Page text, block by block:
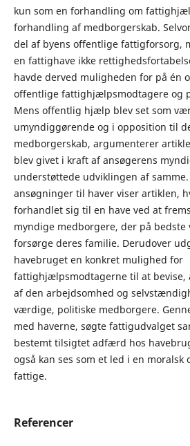
kun som en forhandling om
forhandling af medborgerskab.
del af byens offentlige fattigforsorg,
en fattighave ikke
havde derved muligheden for på én
offentlige fattighjælpsmodtagere og
Mens offentlig hjælp blev set som
umyndiggørende og i opposition til
medborgerskab, argumenterer
blev givet i kraft af ansøgerens
understøttede udviklingen af
ansøgninger til haver viser artiklen,
forhandlet sig til en have ved at
myndige medborgere, der på bedste
forsørge deres familie. Derudover
havebruget en konkret mulighed for
fattighjælpsmodtagerne til at bevise,
af den arbejdsomhed og
værdige, politiske medborgere.
med haverne, søgte fattigudvalget
bestemt tilsigtet adfærd hos
også kan ses som et led i en moralsk
fattige.
Referencer